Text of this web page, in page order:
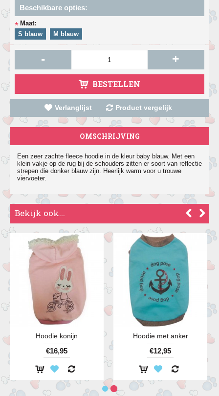
Beschikbare opties:
* Maat:
S blauw
M blauw
- +
BESTELLEN
Verlanglijst Product vergelijk
OMSCHRIJVING
Een zeer zachte fleece hoodie in de kleur baby blauw. Met een
klein vakje op de rug bij de schouders zitten er soort van reflectie
strepen die donker blauw zijn. Heerlijk warm voor u trouwe
viervoeter.
Bekijk ook...
Hoodie konijn
€16,95
Hoodie met anker
€12,95